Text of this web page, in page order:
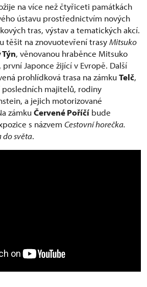
na více než čtyřiceti památkách
ústavu prostřednictvím nových
tras, výstav a tematických akcí.
těšit na znovuotevření trasyMitsuko
, věnovanou hraběnce Mitsuko
Japonce žijící v Evropě. Další
prohlídková trasa na zámkuTelč,
majitelů, rodiny
a jejich motorizované
zámkuČervené Poříčí bude
s názvem Cestovní horečka.
do světa.